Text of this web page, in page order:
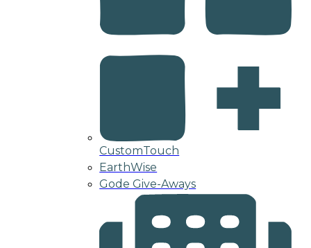
CustomTouch
EarthWise
Gode Give-Aways